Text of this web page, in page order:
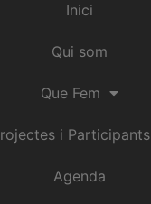
Inici
Qui som
Que Fem
i Participants
Agenda